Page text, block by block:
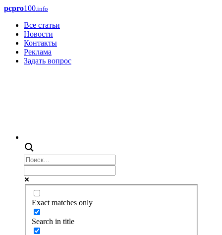
pcpro100.info
Все статьи
Новости
Контакты
Реклама
Задать вопрос
Exact matches only
Search in title